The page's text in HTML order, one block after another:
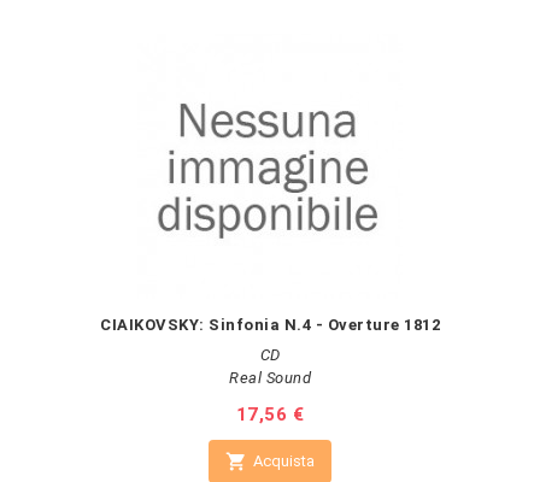
CIAIKOVSKY: Sinfonia N.4 - Overture 1812
CD
Real Sound
Prezzo
17,56 €
 Acquista